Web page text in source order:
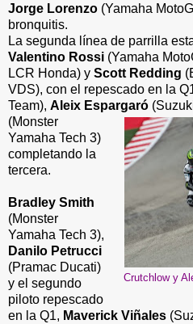
Jorge Lorenzo (Yamaha
bronquitis.
La segunda línea de parrilla
Valentino Rossi (Yamaha
LCR Honda) y Scott Redding
VDS), con el repescado en la
Team), Aleix Espargaró
Crutchlow y
(Monster
Yamaha Tech 3)
completando la
tercera.
Bradley Smith
(Monster
Yamaha Tech 3),
Danilo Petrucci
(Pramac Ducati)
y el segundo
piloto repescado
en la Q1, Maverick Viñales